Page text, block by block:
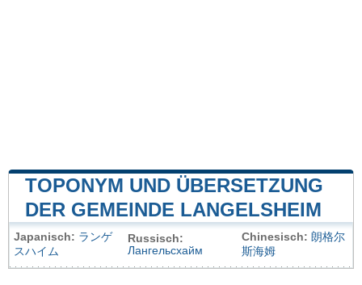
TOPONYM UND ÜBERSETZUNG
DER GEMEINDE LANGELSHEIM
Japanisch: ランゲ
スハイム
Russisch:
Лангельсхайм
Chinesisch: 朗格尔
斯海姆